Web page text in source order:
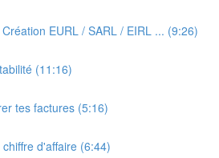
EURL / SARL / EIRL ... (9:26)
(11:16)
tes factures (5:16)
d'affaire (6:44)